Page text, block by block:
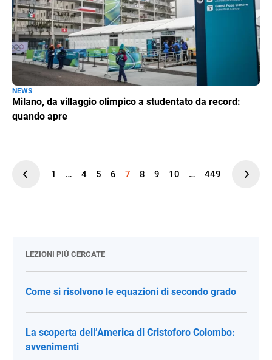
NEWS
Milano, da villaggio olimpico a studentato da record:
quando apre
1 … 4 5 6 7 8 9 10 … 449
LEZIONI PIÙ CERCATE
Come si risolvono le equazioni di secondo grado
La scoperta dell’America di Cristoforo Colombo:
avvenimenti